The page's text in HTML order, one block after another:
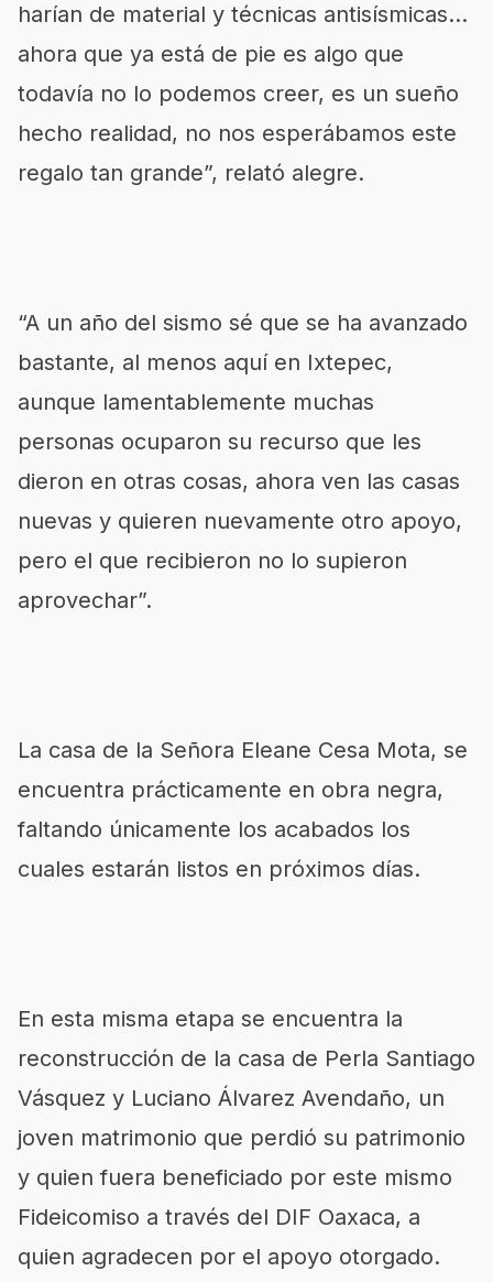
harían de material y técnicas antisísmicas…
ahora que ya está de pie es algo que
todavía no lo podemos creer, es un sueño
hecho realidad, no nos esperábamos este
regalo tan grande”, relató alegre.
“A un año del sismo sé que se ha avanzado
bastante, al menos aquí en Ixtepec,
aunque lamentablemente muchas
personas ocuparon su recurso que les
dieron en otras cosas, ahora ven las casas
nuevas y quieren nuevamente otro apoyo,
pero el que recibieron no lo supieron
aprovechar”.
La casa de la Señora Eleane Cesa Mota, se
encuentra prácticamente en obra negra,
faltando únicamente los acabados los
cuales estarán listos en próximos días.
En esta misma etapa se encuentra la
reconstrucción de la casa de Perla Santiago
Vásquez y Luciano Álvarez Avendaño, un
joven matrimonio que perdió su patrimonio
y quien fuera beneficiado por este mismo
Fideicomiso a través del DIF Oaxaca, a
quien agradecen por el apoyo otorgado.